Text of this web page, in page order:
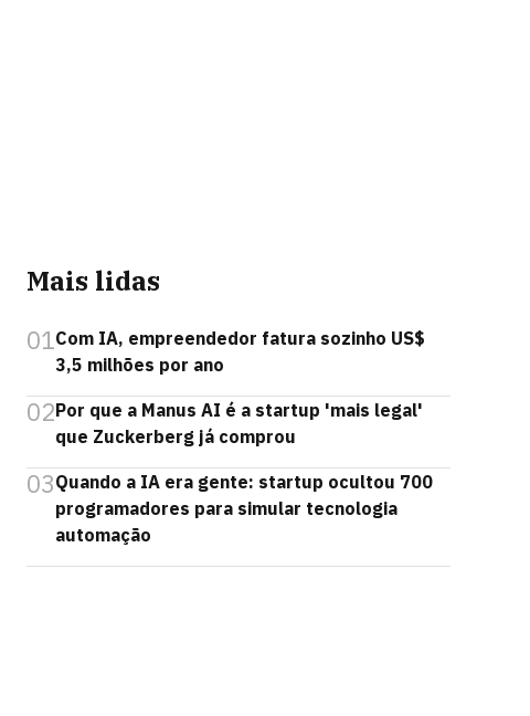
Mais lidas
01Com IA, empreendedor fatura sozinho US$
3,5 milhões por ano
02Por que a Manus AI é a startup 'mais legal'
que Zuckerberg já comprou
03Quando a IA era gente: startup ocultou 700
programadores para simular tecnologia
automação